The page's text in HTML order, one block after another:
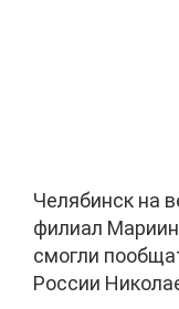
Челябинск на
филиал
смогли
России